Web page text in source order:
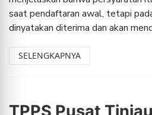
saat pendaftaran awal, tetapi
dinyatakan diterima dan akan
SELENGKAPNYA
TPPS Pusat